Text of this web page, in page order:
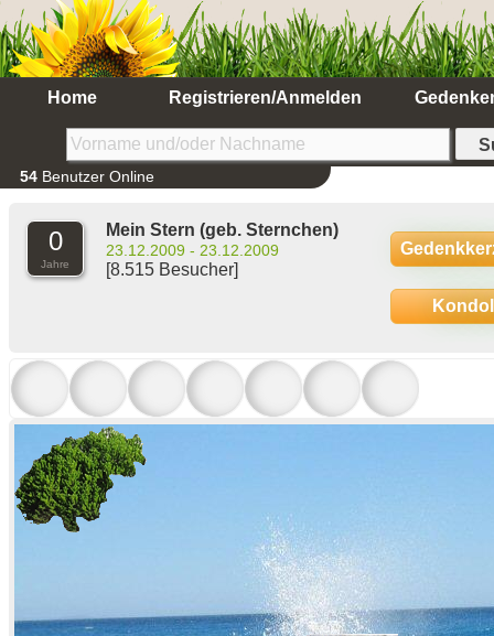
Home Registrieren/Anmelden
54 Benutzer Online
0
Jahre
Mein Stern (geb. Sternchen)
23.12.2009 - 23.12.2009
[8.515 Besucher]